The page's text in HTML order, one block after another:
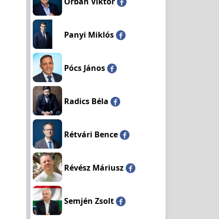
Panyi Miklós
Pócs János
Radics Béla
Rétvári Bence
Révész Máriusz
Semjén Zsolt